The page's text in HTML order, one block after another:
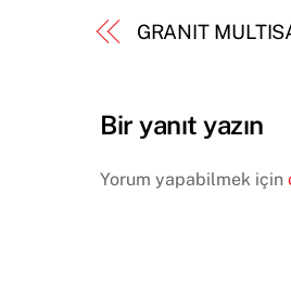
GRANIT
Bir yanıt yazın
Yorum yapabilmek için